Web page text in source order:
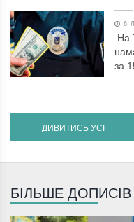
6
На
за
ДИВИТИСЬ УСІ
БІЛЬШЕ